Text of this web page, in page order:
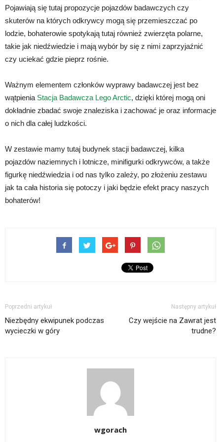
Pojawiają się tutaj propozycje pojazdów badawczych czy
skuterów na których odkrywcy mogą się przemieszczać po
lodzie, bohaterowie spotykają tutaj również zwierzęta polarne,
takie jak niedźwiedzie i mają wybór by się z nimi zaprzyjaźnić
czy uciekać gdzie pieprz rośnie.
Ważnym elementem członków wyprawy badawczej jest bez
wątpienia Stacja Badawcza Lego Arctic, dzięki której mogą oni
dokładnie zbadać swoje znaleziska i zachować je oraz informacje
o nich dla całej ludzkości.
W zestawie mamy tutaj budynek stacji badawczej, kilka
pojazdów naziemnych i lotnicze, minifigurki odkrywców, a także
figurkę niedźwiedzia i od nas tylko zależy, po złożeniu zestawu
jak ta cała historia się potoczy i jaki będzie efekt pracy naszych
bohaterów!
Poprzedni artykuł
Niezbędny ekwipunek podczas
wycieczki w góry
Następny artykuł
Czy wejście na Zawrat jest
trudne?
wgorach